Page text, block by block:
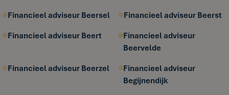
Financieel adviseur Beersel
Financieel adviseur Beerst
Financieel adviseur Beert
Financieel adviseur
Beervelde
Financieel adviseur Beerzel
Financieel adviseur
Begijnendijk